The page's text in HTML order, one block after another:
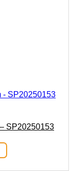
SP20250153